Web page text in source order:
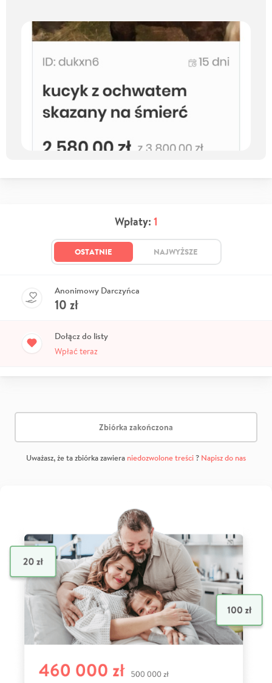
Wpłaty: 1
OSTATNIE NAJWYŻSZE
Anonimowy Darczyńca
10 zł
Dołącz do listy
Wpłać teraz
Zbiórka zakończona
Uważasz, że ta zbiórka zawiera niedozwolone treści? Napisz do nas